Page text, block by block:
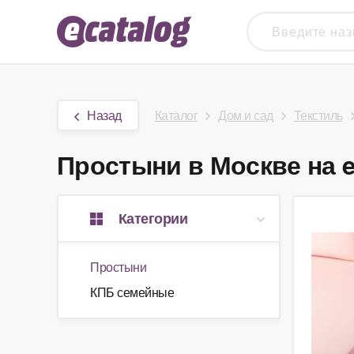
Назад Каталог Дом и сад Текстиль
Простыни в Москве на
Категории
Простыни
КПБ семейные